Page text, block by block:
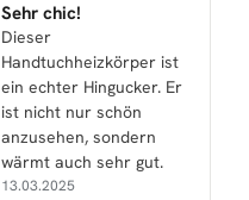
Sehr chic!
Dieser
Handtuchheizkörper ist
ein echter Hingucker. Er
ist nicht nur schön
anzusehen, sondern
wärmt auch sehr gut.
13.03.2025